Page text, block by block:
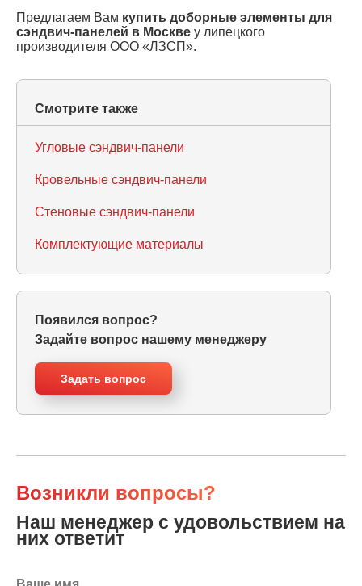
Предлагаем Вам купить доборные элементы для
сэндвич-панелей в Москве у липецкого
производителя ООО «ЛЗСП».
Смотрите также
Угловые сэндвич-панели
Кровельные сэндвич-панели
Стеновые сэндвич-панели
Комплектующие материалы
Появился вопрос?
Задайте вопрос нашему менеджеру
Задать вопрос
Возникли вопросы?
Наш менеджер с удовольствием на
них ответит